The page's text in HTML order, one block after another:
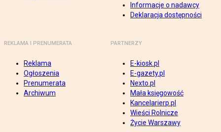
Informacje o nadawcy
Deklaracja dostępności
REKLAMA I PRENUMERATA
Reklama
Ogłoszenia
Prenumerata
Archiwum
PARTNERZY
E-kiosk.pl
E-gazety.pl
Nexto.pl
Mała księgowość
Kancelarierp.pl
Wieści Rolnicze
Życie Warszawy